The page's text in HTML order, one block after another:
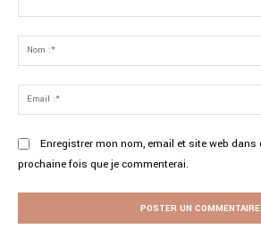
Enregistrer mon nom, email et site web dans
prochaine fois que je commenterai.